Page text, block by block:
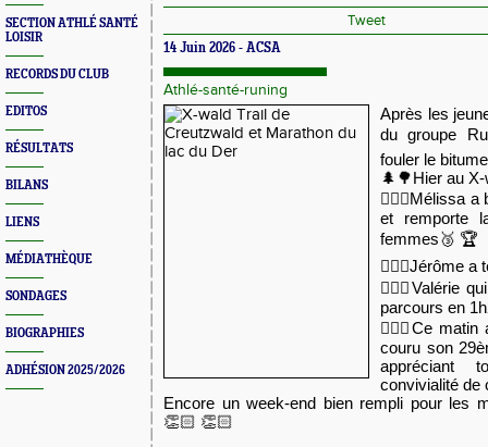
SECTION ATHLÉ SANTÉ
LOISIR
RECORDS DU CLUB
EDITOS
RÉSULTATS
BILANS
LIENS
MÉDIATHÈQUE
SONDAGES
BIOGRAPHIES
ADHÉSION 2025/2026
Tweet
14 Juin 2026 - ACSA
Athlé-santé-runing
Après les
du groupe
fouler le
🌲🌳Hier au
🏃🏻‍♀️Mélissa
et remporte
femmes🥉 🏆
🏃🏻‍♂️Jérôme
🏃🏻‍♀️Valérie
parcours en
🏃🏻‍♂️Ce
couru son
appréciant
convivialité de
Encore un week-end bien rempli pour les
👏🏻 👏🏻